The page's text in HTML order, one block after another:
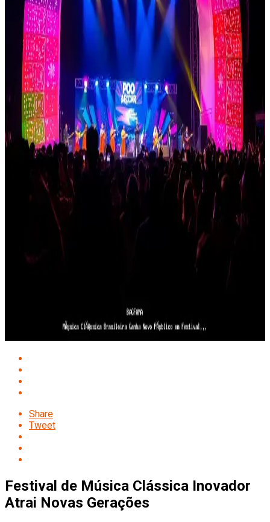
Share
Tweet
Festival de Música Clássica Inovador
Atrai Novas Gerações